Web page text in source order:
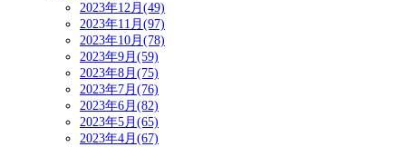
2023年12月(49)
2023年11月(97)
2023年10月(78)
2023年9月(59)
2023年8月(75)
2023年7月(76)
2023年6月(82)
2023年5月(65)
2023年4月(67)